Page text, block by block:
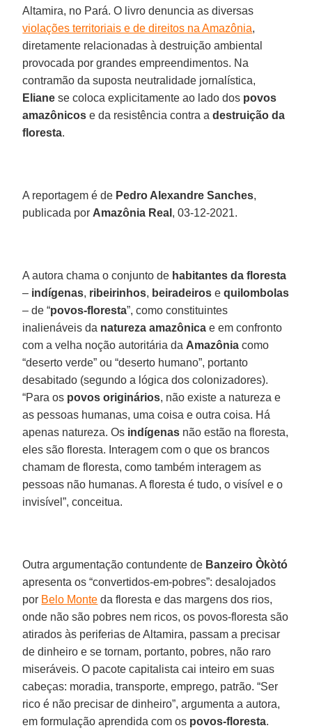
Altamira, no Pará. O livro denuncia as diversas
violações territoriais e de direitos na Amazônia,
diretamente relacionadas à destruição ambiental
provocada por grandes empreendimentos. Na
contramão da suposta neutralidade jornalística,
Eliane se coloca explicitamente ao lado dos povos
amazônicos e da resistência contra adestruição da
floresta.
A reportagem é de Pedro Alexandre Sanches,
publicada por Amazônia Real , 03-12-2021.
A autora chama o conjunto de habitantes da floresta
– indígenas, ribeirinhos, beiradeiros equilombolas
– de “povos-floresta”, como constituintes
inalienáveis da natureza amazônica e em confronto
com a velha noção autoritária da Amazônia como
“deserto verde” ou “deserto humano”, portanto
desabitado (segundo a lógica dos colonizadores).
“Para os povos originários, não existe a natureza e
as pessoas humanas, uma coisa e outra coisa. Há
apenas natureza. Os indígenas não estão na floresta,
eles são floresta. Interagem com o que os brancos
chamam de floresta, como também interagem as
pessoas não humanas. A floresta é tudo, o visível e o
invisível”, conceitua.
Outra argumentação contundente de Banzeiro Òkòtó
apresenta os “convertidos-em-pobres”: desalojados
por Belo Monte da floresta e das margens dos rios,
onde não são pobres nem ricos, os povos-floresta são
atirados às periferias de Altamira, passam a precisar
de dinheiro e se tornam, portanto, pobres, não raro
miseráveis. O pacote capitalista cai inteiro em suas
cabeças: moradia, transporte, emprego, patrão. “Ser
rico é não precisar de dinheiro”, argumenta a autora,
em formulação aprendida com os povos-floresta.